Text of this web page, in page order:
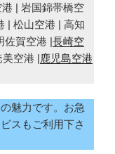
| 岩国錦帯橋空
| 松山空港 | 高知
佐賀空港 |長崎空
美空港 |鹿児島空港
魅力です。お急
スもご利用下さ